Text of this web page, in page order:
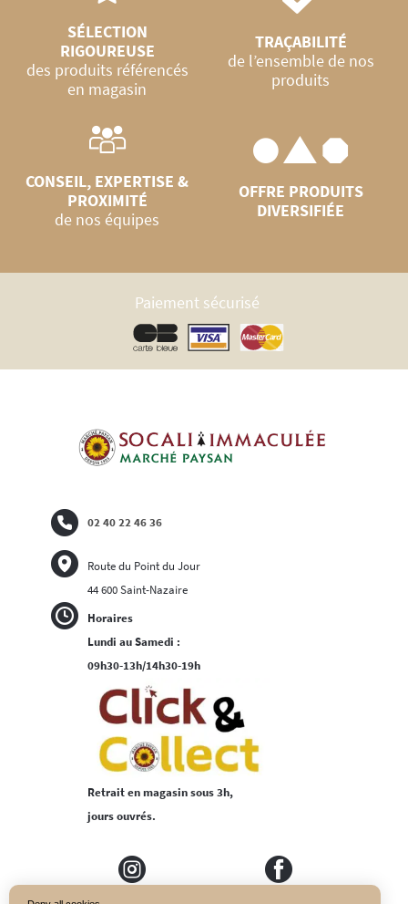
SÉLECTION
RIGOUREUSE
des produits référencés
en magasin
TRAÇABILITÉ
de l’ensemble de nos
produits
CONSEIL, EXPERTISE &
PROXIMITÉ
de nos équipes
OFFRE PRODUITS
DIVERSIFIÉE
Paiement sécurisé
Horaires
Lundi au Samedi :
09h30-13h/14h30-19h
Retrait en magasin sous 3h,
jours ouvrés.
02 40 22 46 36
Route du Point du Jour
44 600 Saint-Nazaire